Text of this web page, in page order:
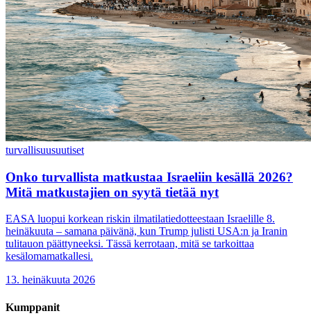
turvallisuusuutiset
Onko turvallista matkustaa Israeliin kesällä 2026?
Mitä matkustajien on syytä tietää nyt
EASA luopui korkean riskin ilmatilatiedotteestaan Israelille 8.
heinäkuuta – samana päivänä, kun Trump julisti USA:n ja Iranin
tulitauon päättyneeksi. Tässä kerrotaan, mitä se tarkoittaa
kesälomamatkallesi.
13. heinäkuuta 2026
Kumppanit